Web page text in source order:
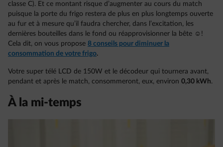
classe C). Et ce montant risque d’augmenter au cours du match
puisque la porte du frigo restera de plus en plus longtemps ouverte
au fur et à mesure qu’il faudra chercher, dans l’excitation, les
dernières bouteilles dans le fond ou réapprovisionner la bête ☺!
Cela dit, on vous propose 8 conseils pour diminuer la
consommation de votre frigo.
Votre super télé LCD de 150W et le décodeur qui tournera avant,
pendant et après le match, consommeront, eux, environ 0,30 kWh.
À la mi-temps